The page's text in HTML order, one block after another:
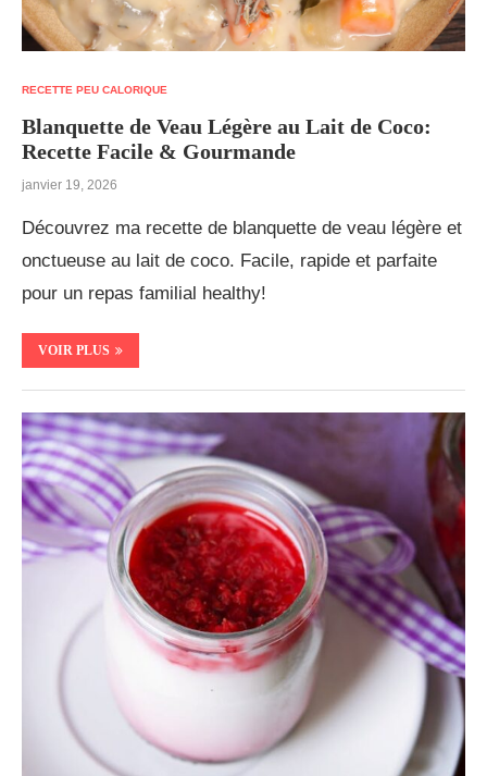
RECETTE PEU CALORIQUE
Blanquette de Veau Légère au Lait de Coco:
Recette Facile & Gourmande
janvier 19, 2026
Découvrez ma recette de blanquette de veau légère et
onctueuse au lait de coco. Facile, rapide et parfaite
pour un repas familial healthy!
VOIR PLUS